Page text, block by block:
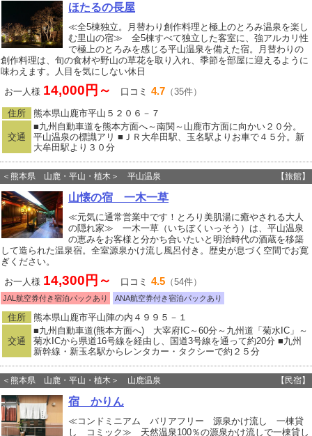
ほたるの長屋
≪全5棟独立。月替わり創作料理と極上のとろみ温泉を楽し
む里山の宿≫ 全5棟すべて独立した客室に、強アルカリ性
で極上のとろみを感じる平山温泉を備えた宿。月替わりの
創作料理は、旬の食材や野山の草花を取り入れ、季節を部屋に迎えるように
味わえます。人目を気にしない休日
お一人様 14,000円～ 口コミ 4.7 （35件）
住所 熊本県山鹿市平山５２０６－７
交通
■九州自動車道を熊本方面へ～南関～山鹿市方面に向かい２０分。
平山温泉の標識アリ ■ＪＲ大牟田駅、玉名駅よりお車で４５分。新
大牟田駅より３０分
＜熊本県 山鹿・平山・植木＞ 平山温泉 【旅館】
山懐の宿 一木一草
≪元気に通常営業中です！とろり美肌湯に癒やされる大人
の隠れ家≫ 一木一草（いちぼくいっそう）は、平山温泉
の恵みをお客様と分かち合いたいと明治時代の酒蔵を移築
して造られた温泉宿。全室源泉かけ流し風呂付き。歴史が息づく空間でお寛
ぎください。
お一人様 14,300円～ 口コミ 4.5 （54件）
JAL航空券付き宿泊パックあり ANA航空券付き宿泊パックあり
住所 熊本県山鹿市平山陣の内４９９５－１
交通
■九州自動車道(熊本方面へ) 大宰府IC～60分～九州道「菊水IC」～
菊水ICから県道16号線を経由し、国道3号線を通って約20分 ■九州
新幹線・新玉名駅からレンタカー・タクシーで約２５分
＜熊本県 山鹿・平山・植木＞ 山鹿温泉 【民宿】
宿 かりん
≪コンドミニアム バリアフリー 源泉かけ流し 一棟貸
し コミック≫ 天然温泉100％の源泉かけ流しで一棟貸し